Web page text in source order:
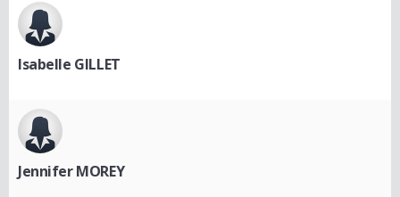
Isabelle GILLET
Jennifer MOREY